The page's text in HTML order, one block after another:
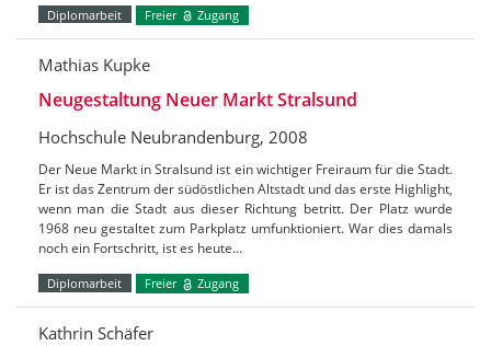
Diplomarbeit Freier Zugang
Mathias Kupke
Neugestaltung Neuer Markt Stralsund
Hochschule Neubrandenburg, 2008
Der Neue Markt in Stralsund ist ein wichtiger Freiraum für die Stadt.
Er ist das Zentrum der südöstlichen Altstadt und das erste Highlight,
wenn man die Stadt aus dieser Richtung betritt. Der Platz wurde
1968 neu gestaltet zum Parkplatz umfunktioniert. War dies damals
noch ein Fortschritt, ist es heute…
Diplomarbeit Freier Zugang
Kathrin Schäfer